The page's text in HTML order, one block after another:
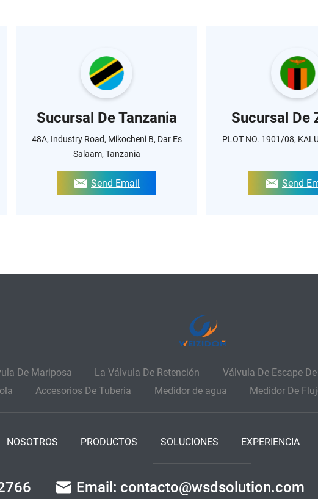
Sucursal De Tanzania
48A, Industry Road, Mikocheni B, Dar Es
Salaam, Tanzania
Send Email
Sucursal De
PLOT NO. 1901/08,
Send
De Mariposa La Válvula De Retención Válvula De Escape
Accesorios De Tuberia Medidor de agua Medidor De
NOSOTROS PRODUCTOS SOLUCIONES EXPERIENCIA
Email: contacto@wsdsolution.com